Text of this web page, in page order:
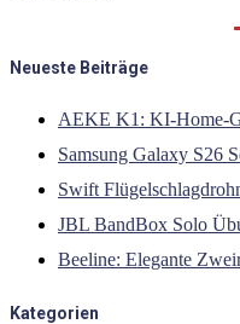
Neueste Beiträge
AEKE K1: KI-Home-
Samsung Galaxy S26
Swift
JBL BandBox Solo
Beeline: Elegante
Kategorien